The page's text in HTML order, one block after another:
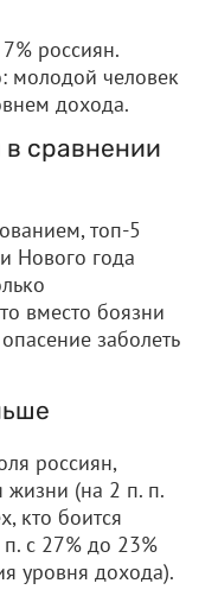
россиян.
молодой человек
дохода.
в сравнении
топ-5
Нового года
вместо боязни
заболеть
россиян,
жизни (на 2 п. п.
кто боится
с 27% до 23%
уровня дохода).